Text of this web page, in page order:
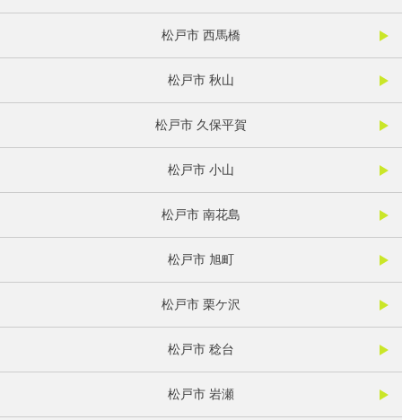
松戸市 西馬橋
松戸市 秋山
松戸市 久保平賀
松戸市 小山
松戸市 南花島
松戸市 旭町
松戸市 栗ケ沢
松戸市 稔台
松戸市 岩瀬